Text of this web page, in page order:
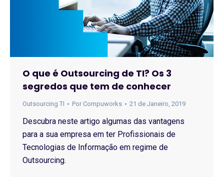
O que é Outsourcing de TI? Os 3
segredos que tem de conhecer
Outsourcing TI Por Compuworks 21 de Janeiro, 2019
Descubra neste artigo algumas das vantagens
para a sua empresa em ter Profissionais de
Tecnologias de Informação em regime de
Outsourcing.